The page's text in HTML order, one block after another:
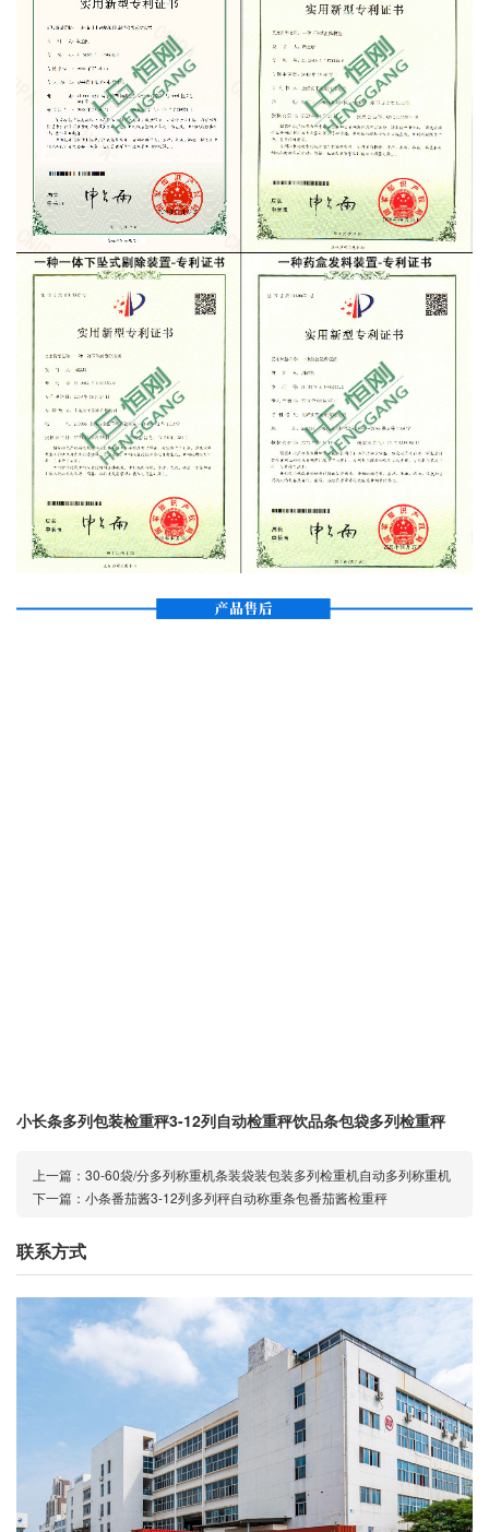
小长条多列包装检重秤3-12列自动检重秤饮品条包袋多列检重秤
上一篇： 30-60袋/分多列称重机条装袋装包装多列检重机自动多列称重机
下一篇： 小条番茄酱3-12列多列秤自动称重条包番茄酱检重秤
联系方式